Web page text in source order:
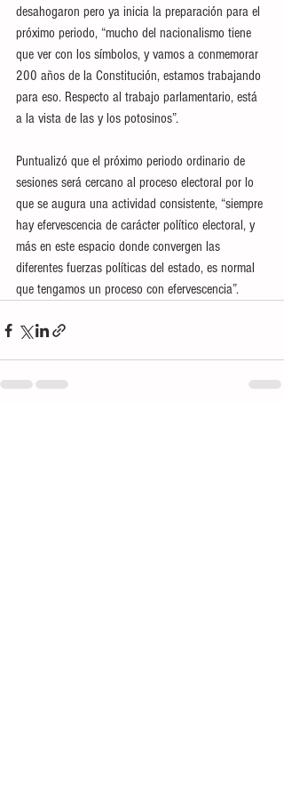
desahogaron pero ya inicia la preparación para el
próximo periodo, “mucho del nacionalismo tiene
que ver con los símbolos, y vamos a conmemorar
200 años de la Constitución, estamos trabajando
para eso. Respecto al trabajo parlamentario, está
a la vista de las y los potosinos”.
Puntualizó que el próximo periodo ordinario de
sesiones será cercano al proceso electoral por lo
que se augura una actividad consistente, “siempre
hay efervescencia de carácter político electoral, y
más en este espacio donde convergen las
diferentes fuerzas políticas del estado, es normal
que tengamos un proceso con efervescencia”.